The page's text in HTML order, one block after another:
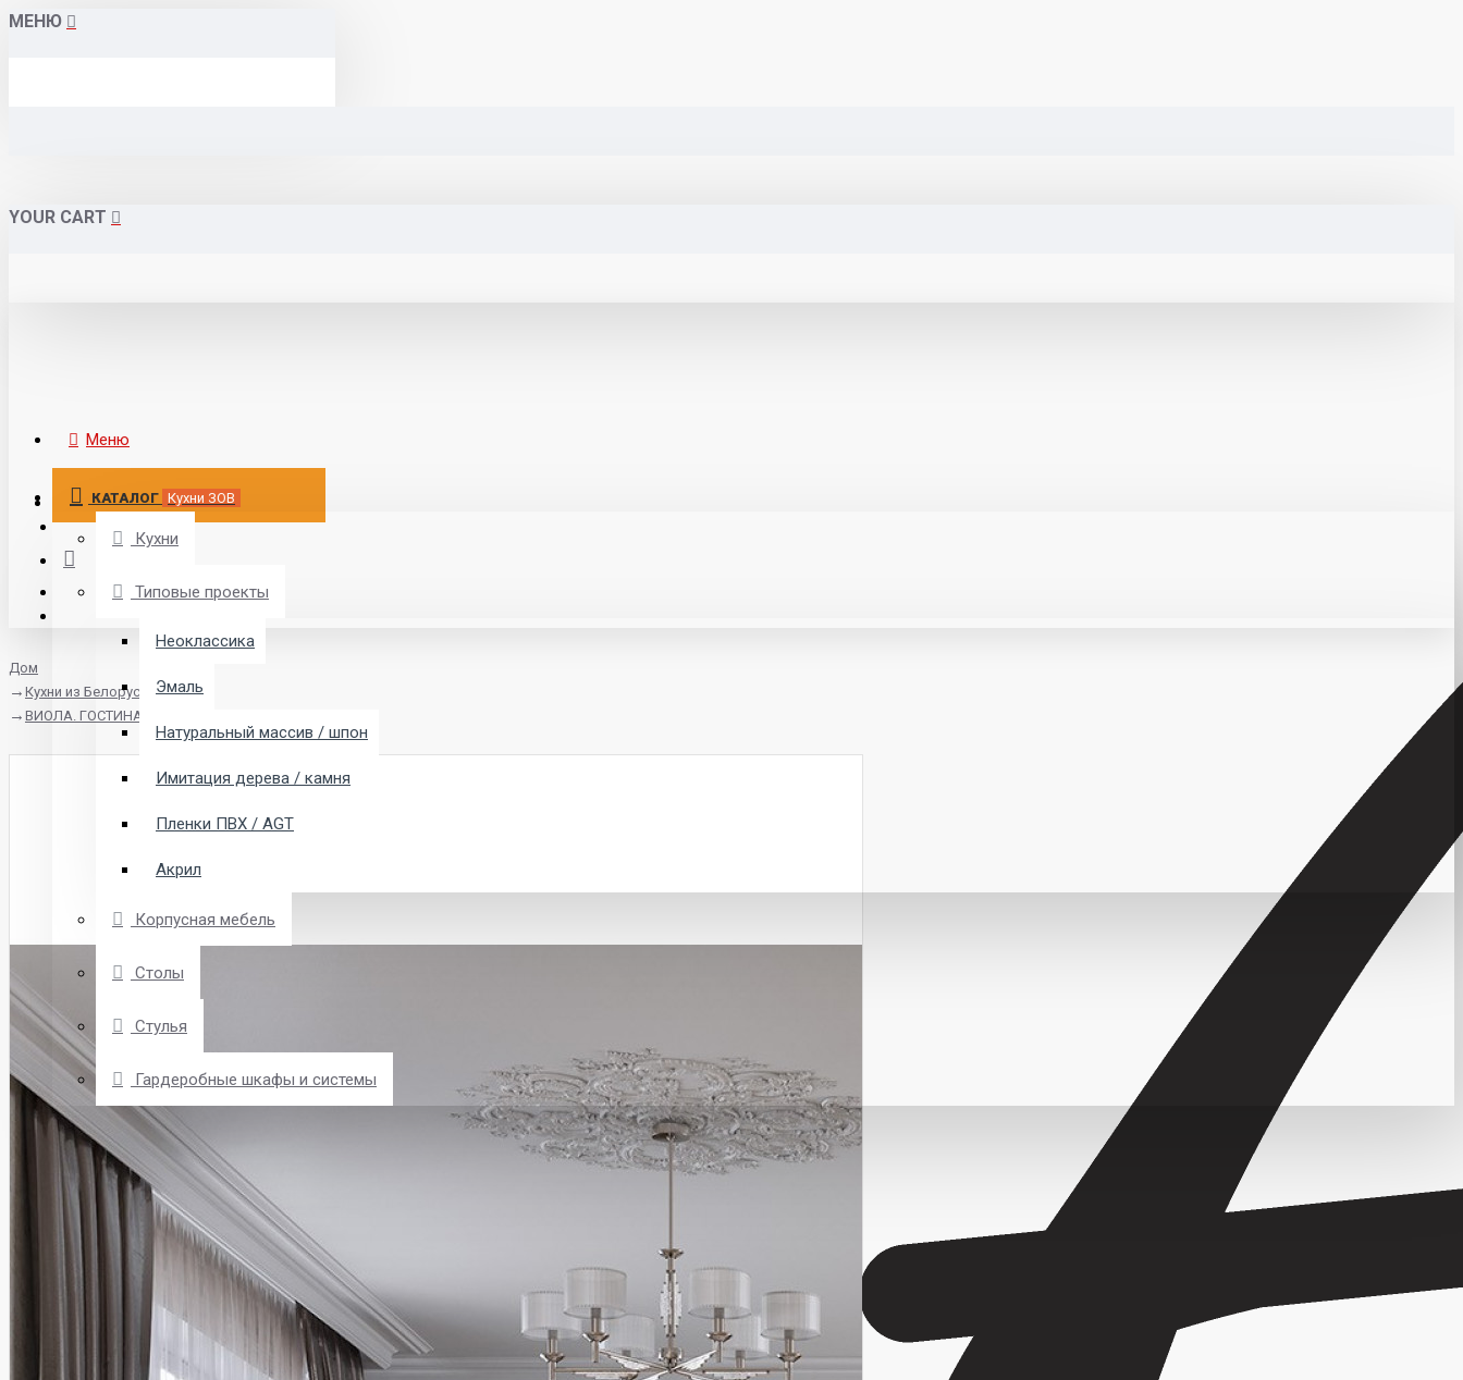
МЕНЮ
YOUR CART
Меню
КАТАЛОГ Кухни ЗОВ
Кухни
Типовые проекты
Неоклассика
Эмаль
Натуральный массив / шпон
Имитация дерева / камня
Пленки ПВХ / AGT
Акрил
Корпусная мебель
Столы
Стулья
Гардеробные шкафы и системы
О КОМПАНИИ
КУХНИ
ДОСТАВКА
ЗАКАЗ И ОПЛАТА
ОТВЕТЫ НА ВОПРОСЫ
Дом
Кухни из Белоруссии
ВИОЛА. ГОСТИНАЯ